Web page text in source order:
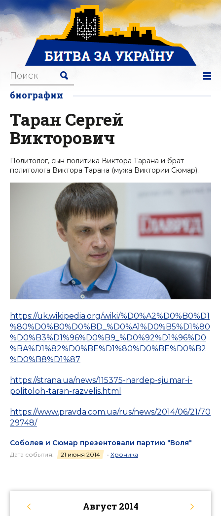
биографии
Таран Сергей
Викторович
Политолог, сын политика Виктора Тарана и брат
политолога Виктора Тарана (мужа Виктории Сюмар).
https://uk.wikipedia.org/wiki/%D0%A2%D0%B0%D1
%80%D0%B0%D0%BD_%D0%A1%D0%B5%D1%80
%D0%B3%D1%96%D0%B9_%D0%92%D1%96%D0
%BA%D1%82%D0%BE%D1%80%D0%BE%D0%B2
%D0%B8%D1%87
https://strana.ua/news/115375-nardep-sjumar-i-
politoloh-taran-razvelis.html
https://www.pravda.com.ua/rus/news/2014/06/21/70
29748/
Соболев и Сюмар презентовали партию "Воля"
Дата события: 21 июня 2014 • Хроника
Август 2014